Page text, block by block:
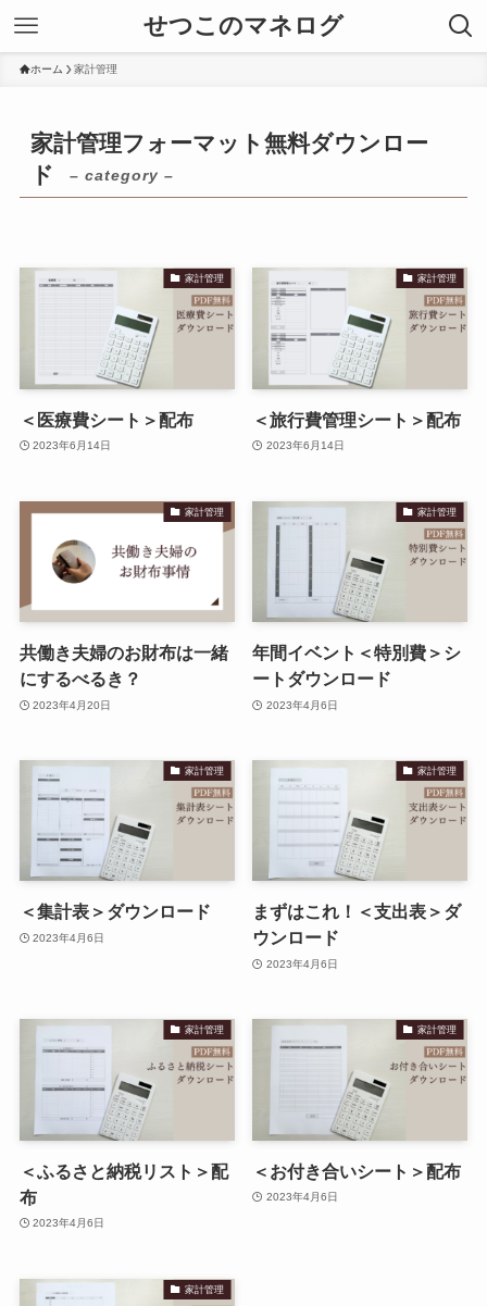
せつこのマネログ
ホーム 家計管理
家計管理フォーマット無料ダウンロー
ド
– category –
家計管理
＜医療費シート＞配布
2023年6月14日
家計管理
＜旅行費管理シート＞配布
2023年6月14日
家計管理
共働き夫婦のお財布は一緒
にするべるき？
2023年4月20日
家計管理
年間イベント＜特別費＞シ
ートダウンロード
2023年4月6日
家計管理
＜集計表＞ダウンロード
2023年4月6日
家計管理
まずはこれ！＜支出表＞ダ
ウンロード
2023年4月6日
家計管理
＜ふるさと納税リスト＞配
布
2023年4月6日
家計管理
＜お付き合いシート＞配布
2023年4月6日
家計管理